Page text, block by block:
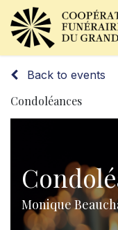
Back to events
Condoléances
Monique